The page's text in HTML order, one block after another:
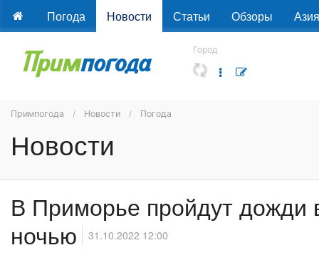
Погода Новости Статьи Обзоры Азия
Город
Примпогода Новости Погода
Новости
В Приморье пройдут дожди
ночью
31.10.2022 12:00